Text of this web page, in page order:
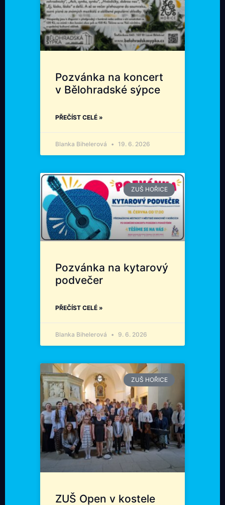
Pozvánka na koncert
v Bělohradské sýpce
PŘEČÍST CELÉ »
Blanka Bihelerová 19. 6. 2026
ZUŠ HOŘICE
Pozvánka na kytarový
podvečer
PŘEČÍST CELÉ »
Blanka Bihelerová 9. 6. 2026
ZUŠ HOŘICE
ZUŠ Open v kostele